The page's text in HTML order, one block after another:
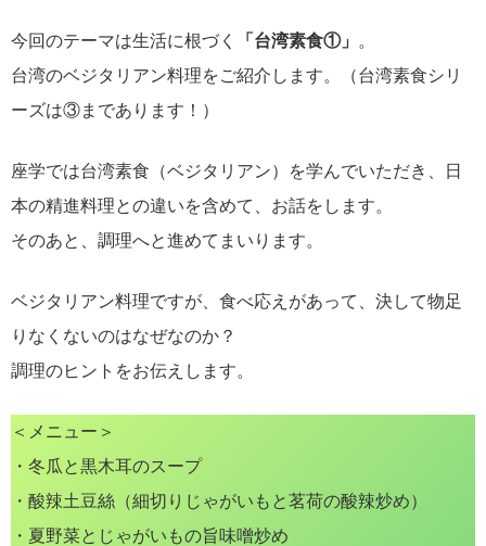
今回のテーマは生活に根づく 「台湾素食①」
。
台湾のベジタリアン料理をご紹介します。（台湾素食シリ
ーズは③まであります！）
座学では台湾素食（ベジタリアン）を学んでいただき、日
本の精進料理との違いを含めて、お話をします。
そのあと、調理へと進めてまいります。
ベジタリアン料理ですが、食べ応えがあって、決して物足
りなくないのはなぜなのか？
調理のヒントをお伝えします。
＜メニュー＞
・冬瓜と黒木耳のスープ
・酸辣土豆絲（細切りじゃがいもと茗荷の酸辣炒め）
・夏野菜とじゃがいもの旨味噌炒め